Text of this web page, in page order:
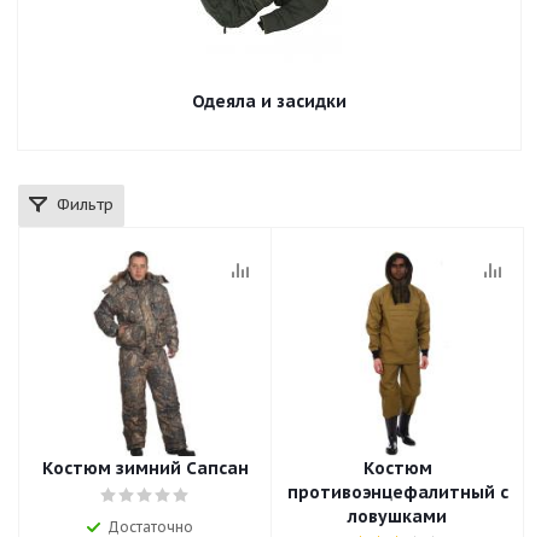
Одеяла и засидки
Фильтр
Костюм зимний Сапсан
Достаточно
Костюм
противоэнцефалитный с
ловушками